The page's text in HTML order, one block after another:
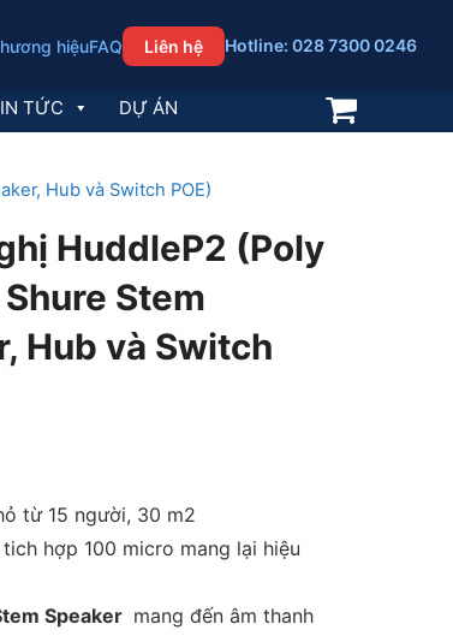
hiệuFAQ Liên hệ Hotline: 028 7300 0246
TỨC DỰ ÁN
Hub và Switch POE)
HuddleP2 (Poly
Stem
Hub và Switch
từ 15 người, 30 m2
hợp 100 micro mang lại hiệu
Speaker mang đến âm thanh